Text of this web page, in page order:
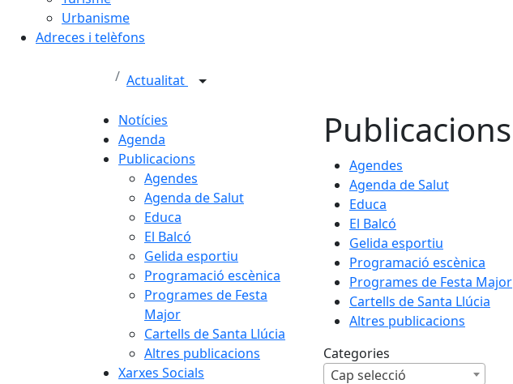
Urbanisme
Adreces i telèfons
Actualitat
Notícies
Agenda
Publicacions
Agendes
Agenda de Salut
Educa
El Balcó
Gelida esportiu
Programació escènica
Programes de Festa
Major
Cartells de Santa Llúcia
Altres publicacions
Xarxes Socials
Publicacions
Agendes
Agenda de Salut
Educa
El Balcó
Gelida esportiu
Programació escènica
Programes de Festa Major
Cartells de Santa Llúcia
Altres publicacions
Categories
Cap selecció